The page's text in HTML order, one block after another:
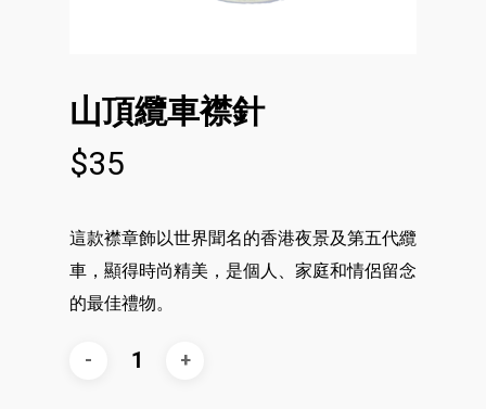
山頂纜車襟針
$35
這款襟章飾以世界聞名的香港夜景及第五代纜
車，顯得時尚精美，是個人、家庭和情侶留念
的最佳禮物。